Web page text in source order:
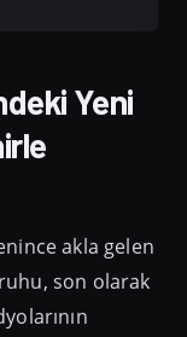
Yeni
akla gelen
son olarak